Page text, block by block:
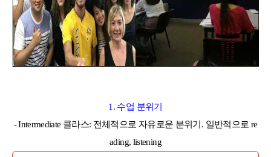
1. 수업 분위기
- Intermediate 클라스: 전체적으로 자유로운 분위기 . 일반적으로 re
ading, listening